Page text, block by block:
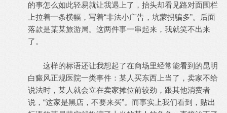
的事怎么如此轻易就让我遇上了，抬头却看见路对面围栏
上拉着一条横幅，写着“非法小广告，坑蒙拐骗多”。后面
落款是某某旅游局。这两件事一串起来，我就笑不出来
了。
这样的标语还让我想起了在商场里经常能看到的昆明
白癜风正规医院一类事件：某人买东西上当了，卖家不给
说法时，某人就会立在卖家摊位前较劲，跟其他消费者
说，“这家是黑店，不要来买”。而事实上我们看到，贴出